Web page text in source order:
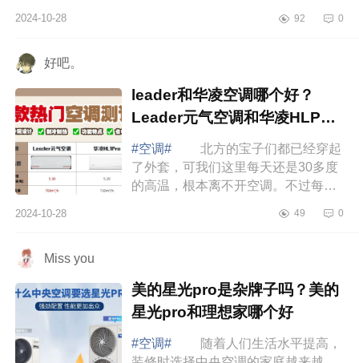
调哪款好 美的小米格力空调怎么
2024-10-28 92 0
好吧。
leader和华凌空调哪个好？
Leader元气空调和华凌HLP空
调哪款值得入手
#空调#
北方的宝子们都已经穿起
了外套，可我们这里每天还是30多度
的高温，根本离不开空调。不过每天
难受的，下面小编为大家介绍下
2024-10-28 49 0
Miss you
美的星光pro是杂牌子吗？美的
星光pro和理想家哪个好
#空调#
随着人们生活水平提高，